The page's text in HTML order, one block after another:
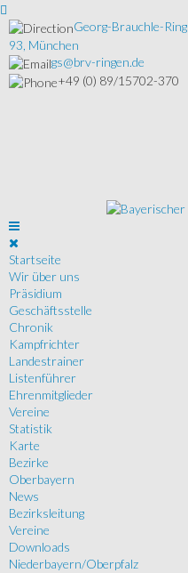
Georg-Brauchle-Ring
93, München
gs@brv-ringen.de
+49 (0) 89/15702-370
Startseite
Wir über uns
Präsidium
Geschäftsstelle
Chronik
Kampfrichter
Landestrainer
Listenführer
Ehrenmitglieder
Vereine
Statistik
Karte
Bezirke
Oberbayern
News
Bezirksleitung
Vereine
Downloads
Niederbayern/Oberpfalz